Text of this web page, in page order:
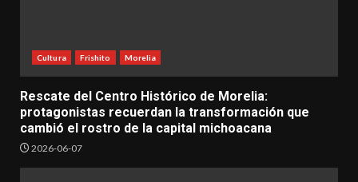
Cultura Frishito Morelia
Rescate del Centro Histórico de Morelia:
protagonistas recuerdan la transformación que
cambió el rostro de la capital michoacana
2026-06-07